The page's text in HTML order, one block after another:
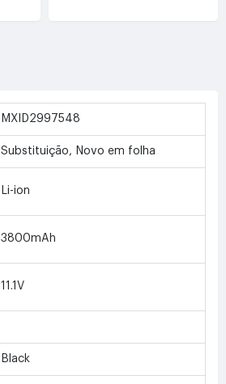
MXID2997548
Substituição, Novo em folha
Li-ion
3800mAh
11.1V
Black